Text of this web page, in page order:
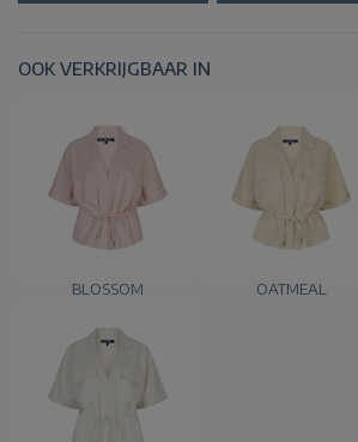
OOK VERKRIJGBAAR IN
BLOSSOM OATMEAL